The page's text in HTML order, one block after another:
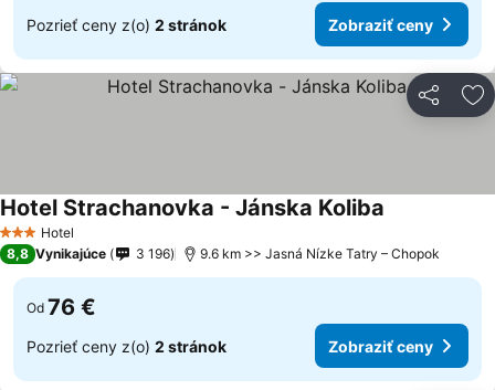
Pozrieť ceny z(o) 2 stránok Zobraziť ceny
Zdieľať
3 Počet hviezdičiek
Hotel
Hotel Strachanovka - Jánska Koliba
8,8 Vynikajúce 3 196 9.6 km >> Jasná Nízke Tatry – Chopok
Od 76 €
Pozrieť ceny z(o) 2 stránok Zobraziť ceny